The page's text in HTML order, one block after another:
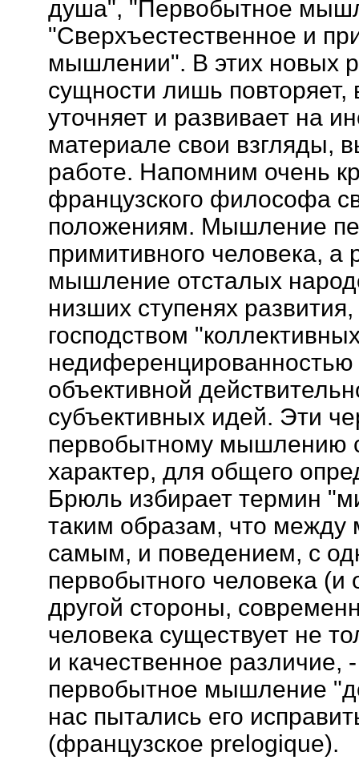
душа", "Первобытное
"Сверхъестественное и
мышлении". В этих новых
сущности лишь
уточняет и развивает на
материале свои взгляды,
работе. Напомним очень
французского философа
положениям. Мышление
примитивного человека,
мышление отсталых
низших ступенях развития,
господством
недиференцированностью
объективной
субъективных идей. Эти
первобытному мышлению
характер, для общего
Брюль избирает термин
таким образам, что
самым, и поведением, с
первобытного человека (и
другой стороны,
человека существует не
и качественное
первобытное мышление
нас пытались его
(французское prelogique).